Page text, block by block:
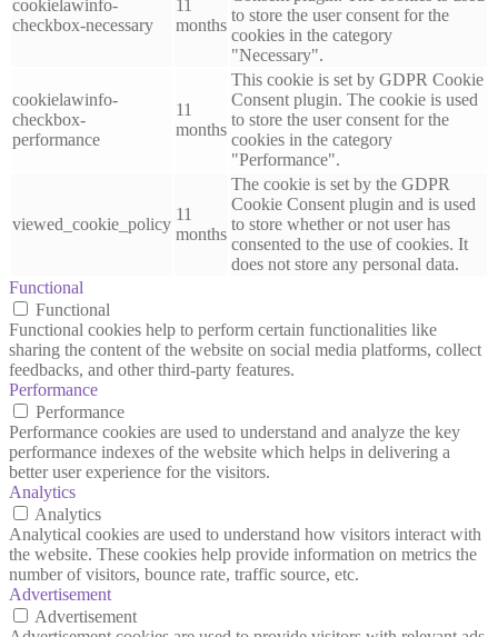
cookielawinfo-
checkbox-necessary
11
months
to store the user consent for the
cookies in the category
"Necessary".
cookielawinfo-
checkbox-
performance
11
months
This cookie is set by GDPR Cookie
Consent plugin. The cookie is used
to store the user consent for the
cookies in the category
"Performance".
viewed_cookie_policy
11
months
The cookie is set by the GDPR
Cookie Consent plugin and is used
to store whether or not user has
consented to the use of cookies. It
does not store any personal data.
Functional
Functional
Functional cookies help to perform certain functionalities like
sharing the content of the website on social media platforms, collect
feedbacks, and other third-party features.
Performance
Performance
Performance cookies are used to understand and analyze the key
performance indexes of the website which helps in delivering a
better user experience for the visitors.
Analytics
Analytics
Analytical cookies are used to understand how visitors interact with
the website. These cookies help provide information on metrics the
number of visitors, bounce rate, traffic source, etc.
Advertisement
Advertisement